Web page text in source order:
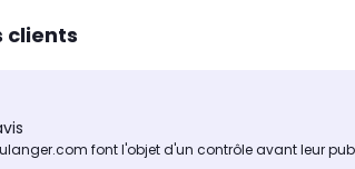
clients
font l'objet d'un contrôle avant leur